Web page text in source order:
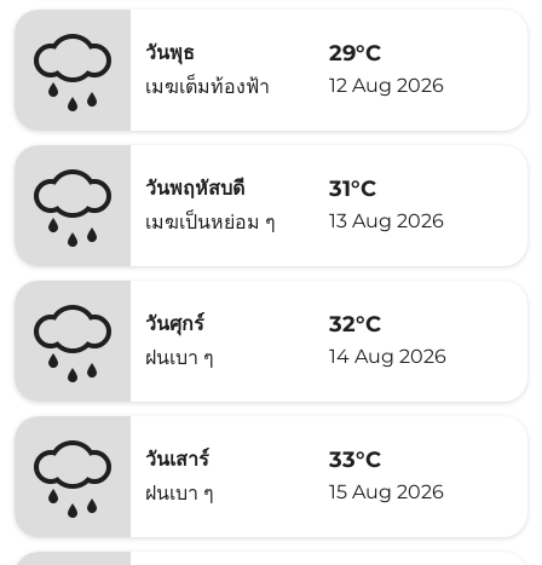
วันพุธ
เมฆเต็มท้องฟ้า
29°C
12 Aug 2026
วันพฤหัสบดี
เมฆเป็นหย่อม ๆ
31°C
13 Aug 2026
วันศุกร์
ฝนเบา ๆ
32°C
14 Aug 2026
วันเสาร์
ฝนเบา ๆ
33°C
15 Aug 2026